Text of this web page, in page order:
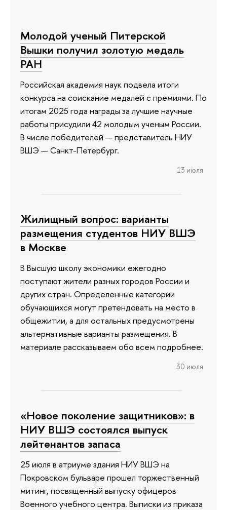
Молодой ученый Питерской
Вышки получил золотую медаль
РАН
Российская академия наук подвела итоги
конкурса на соискание медалей с премиями. По
итогам 2025 года награды за лучшие научные
работы присудили 42 молодым ученым России.
В числе победителей — представитель НИУ
ВШЭ — Санкт-Петербург.
13 июля
Жилищный вопрос: варианты
размещения студентов НИУ ВШЭ
в Москве
В Высшую школу экономики ежегодно
поступают жители разных городов России и
других стран. Определенные категории
обучающихся могут претендовать на место в
общежитии, а для остальных предусмотрены
альтернативные варианты размещения. В
материале рассказываем обо всем подробнее.
30 июля
«Новое поколение защитников»: в
НИУ ВШЭ состоялся выпуск
лейтенантов запаса
25 июля в атриуме здания НИУ ВШЭ на
Покровском бульваре прошел торжественный
митинг, посвященный выпуску офицеров
Военного учебного центра. Выписки из приказа